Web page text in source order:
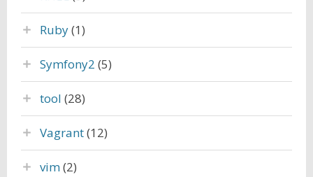
Ruby(1)
Symfony2 (5)
tool (28)
Vagrant(12)
vim(2)